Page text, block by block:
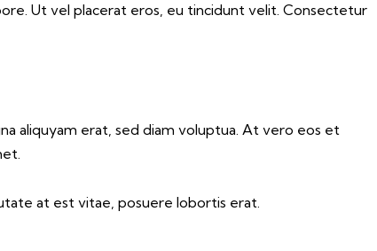
Ut vel placerat eros, eu tincidunt velit. Consectetur
aliquyam erat, sed diam voluptua. At vero eos et
at est vitae, posuere lobortis erat.